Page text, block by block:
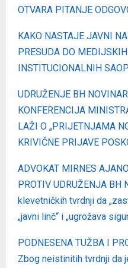
OTVARA PITANJE
KAKO NASTAJE JAVNI
PRESUDA DO
INSTITUCIONALNIH
UDRUŽENJE BH
KONFERENCIJA
LAŽI O „PRIJETNJAMA
KRIVIČNE PRIJAVE
ADVOKAT MIRNES
PROTIV UDRUŽENJA BH
klevetničkih tvrdnji da
„javni linč“ i „ugrožava
PODNESENA TUŽBA I
Zbog neistinitih tvrdnji da